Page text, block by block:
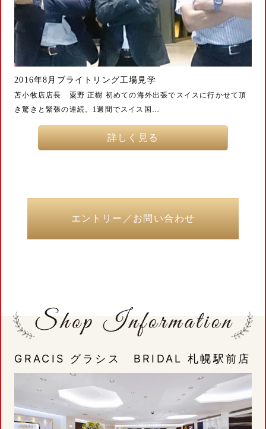
2016年8月ブライトリング工場見学
苫小牧店店長 粟野 正樹 初めての海外出張でスイスに行かせて頂
き驚きと緊張の連続。1週間でスイス国…
詳しく見る
エントリー／お問い合わせ
GRACIS グラシス BRIDAL 札幌駅前店